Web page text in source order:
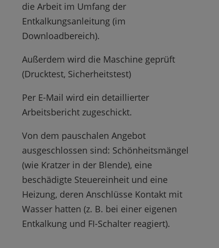
die Arbeit im Umfang der
Entkalkungsanleitung (im
Downloadbereich).
Außerdem wird die Maschine geprüft
(Drucktest, Sicherheitstest)
Per E-Mail wird ein detaillierter
Arbeitsbericht zugeschickt.
Von dem pauschalen Angebot
ausgeschlossen sind: Schönheitsmängel
(wie Kratzer in der Blende), eine
beschädigte Steuereinheit und eine
Heizung, deren Anschlüsse Kontakt mit
Wasser hatten (z. B. bei einer eigenen
Entkalkung und FI-Schalter reagiert).